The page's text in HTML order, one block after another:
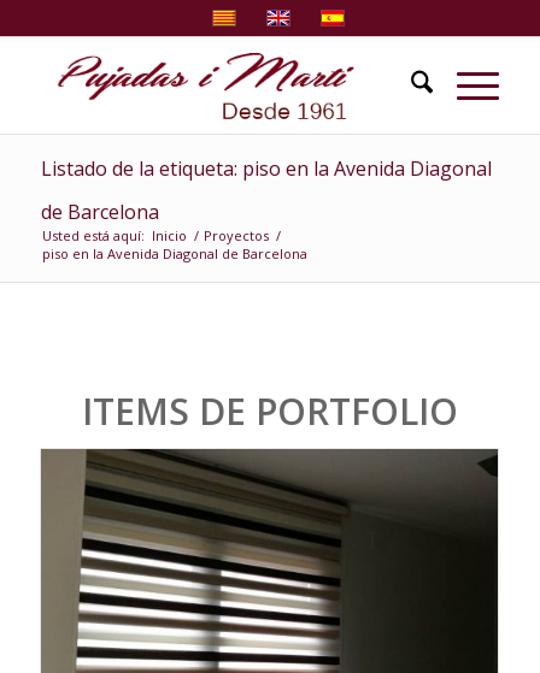
Listado de la etiqueta: piso en la Avenida Diagonal
de Barcelona
Usted está aquí: Inicio / Proyectos /
piso en la Avenida Diagonal de Barcelona
ITEMS DE PORTFOLIO